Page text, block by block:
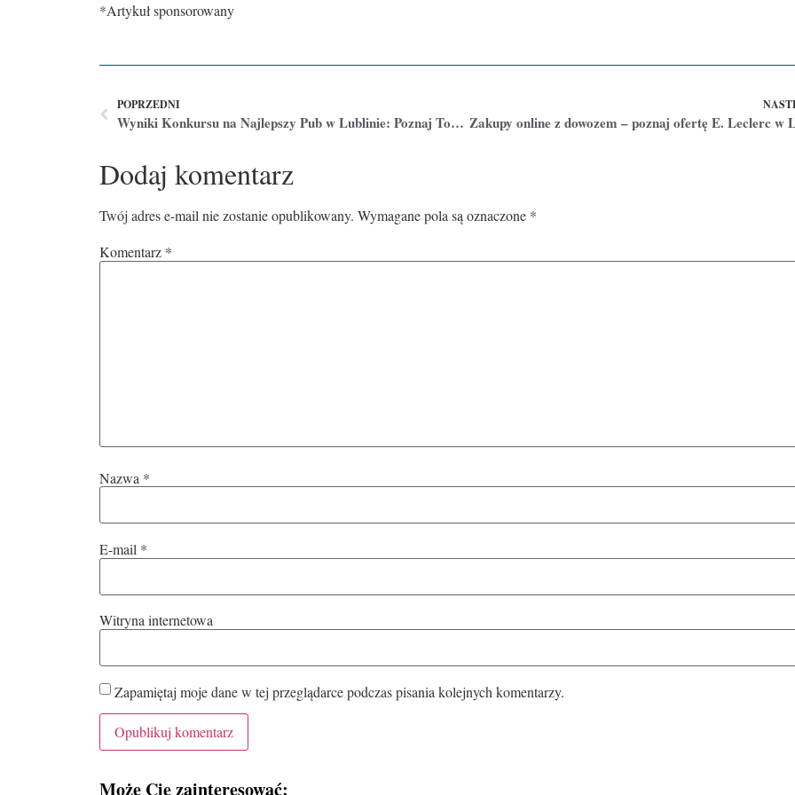
*Artykuł sponsorowany
POPRZEDNI
Wyniki Konkursu na Najlepszy Pub w Lublinie: Poznaj Top 10!
Dodaj komentarz
Twój adres e-mail nie zostanie opublikowany. Wymagane pola są oznaczone *
Komentarz *
Nazwa *
E-mail *
Witryna internetowa
Zapamiętaj moje dane w tej przeglądarce podczas pisania kolejnych komentarzy.
Może Cię zainteresować: